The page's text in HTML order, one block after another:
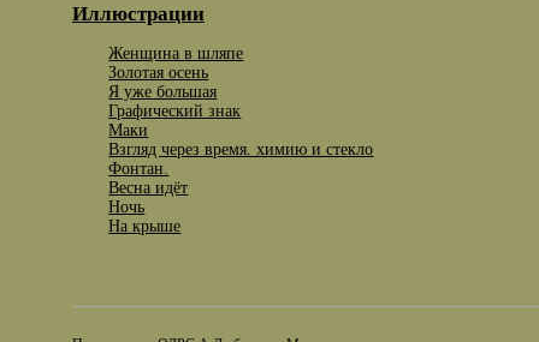
Иллюстрации
Женщина в шляпе
Золотая осень
Я уже большая
Графический знак
Маки
Взгляд через время. химию и стекло
Фонтан.
Весна идёт
Ночь
На крыше